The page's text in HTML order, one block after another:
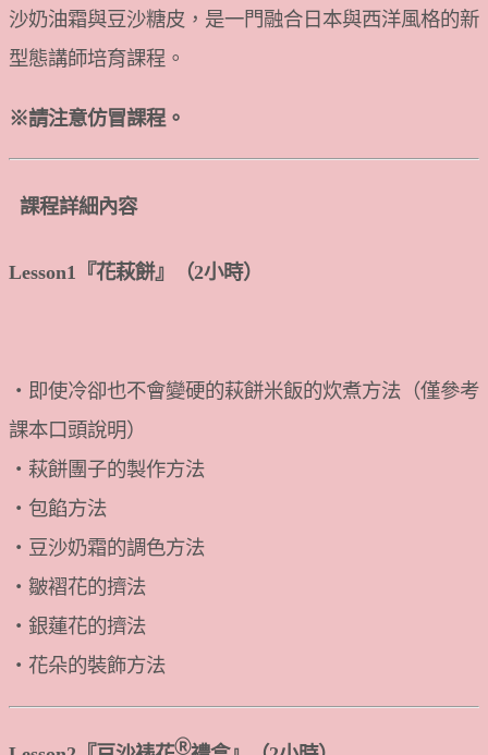
沙奶油霜與豆沙糖皮，是一門融合日本與西洋風格的新
型態講師培育課程。
※請注意仿冒課程。
課程詳細內容
Lesson1『花萩餅』（2小時）
・即使冷卻也不會變硬的萩餅米飯的炊煮方法（僅參考
課本口頭說明）
・萩餅團子的製作方法
・包餡方法
・豆沙奶霜的調色方法
・皺褶花的擠法
・銀蓮花的擠法
・花朵的裝飾方法
Ⓡ